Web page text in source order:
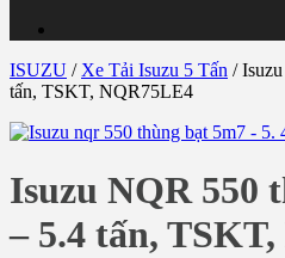
ISUZU / Xe Tải Isuzu 5 Tấn /
tấn, TSKT, NQR75LE4
Isuzu NQR 550
– 5.4 tấn,